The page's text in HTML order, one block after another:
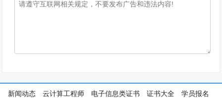
新闻动态 云计算工程师 电子信息类证书 证书大全
学员报名